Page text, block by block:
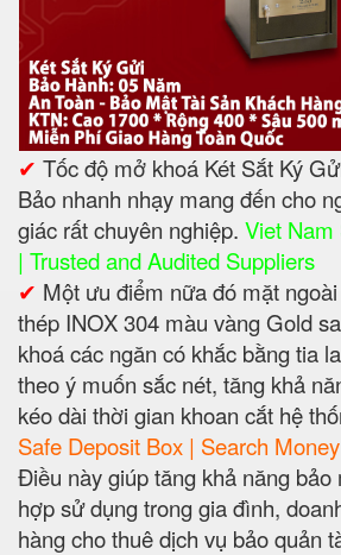
✔ Tốc độ mở khoá Két Sắt Ký
Bảo nhanh nhạy mang đến cho
giác rất chuyên nghiệp. Viet Nam
| Trusted and Audited Suppliers
✔ Một ưu điểm nữa đó mặt
thép INOX 304 màu vàng Gold
khoá các ngăn có khắc bằng tia
theo ý muốn sắc nét, tăng khả
kéo dài thời gian khoan cắt hệ
Safe Deposit Box | Search
Điều này giúp tăng khả năng bảo
hợp sử dụng trong gia đình,
hàng cho thuê dịch vụ bảo quản